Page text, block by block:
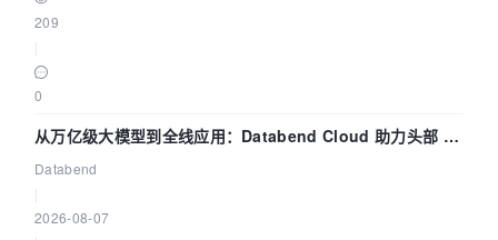
209
0
从万亿级大模型到全线应用：Databend Cloud 助力头部 AI
企业构建全链路 Trace 数据管道
Databend
2026-08-07